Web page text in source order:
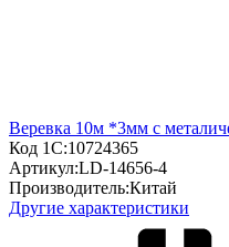
Веревка 10м *3мм с
Код 1С:10724365
Артикул:LD-14656-4
Производитель:Китай
Другие характеристики